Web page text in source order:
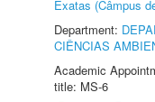
Exatas (Câmpus
Department:
CIÊNCIAS
Academic
title: MS-6